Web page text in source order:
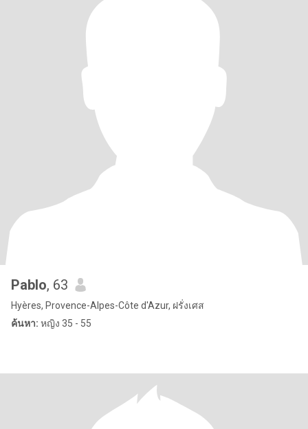
Pablo, 63
Hyères, Provence-Alpes-Côte d'Azur, ฝรั่งเศส
ค้นหา: หญิง 35 - 55